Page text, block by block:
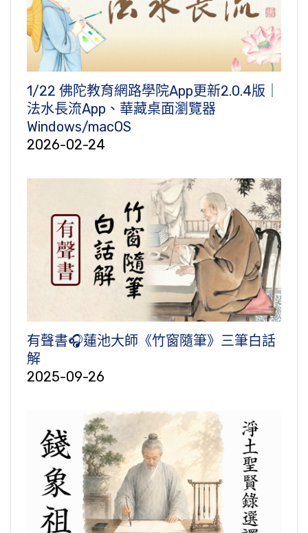
1/22 佛陀教育網路學院App更新2.0.4版｜
法水長流App、華藏桌面瀏覽器
Windows/macOS
2026-02-24
有聲書🎧蓮池大師《竹窗隨筆》三筆白話
解
2025-09-26